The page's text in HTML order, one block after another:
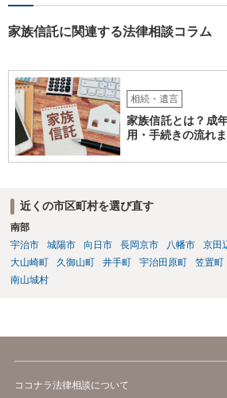
家族信託に関連する法律相談コラム
相続・遺言
家族信託とは？成
用・手続きの流れ
近くの市区町村を選び直す
南部
宇治市
城陽市 向日市 長岡京市 八幡市 京田
大山崎町
久御山町 井手町 宇治田原町 笠置町
南山城村
ココナラ法律相談について